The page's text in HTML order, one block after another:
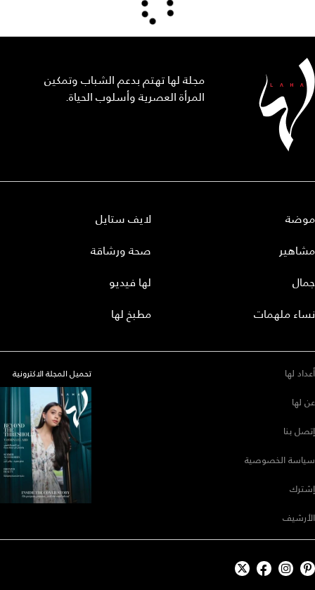
مجلة لها تهتم بدعم الشباب وتمكين
المرأة العصرية وأسلوب الحياة.
موضة
مشاهير
جمال
نساء ملهمات
لايف ستايل
صحة ورشاقة
لها فيديو
مطبخ لها
أعداد لها
عن لها
إتصل بنا
سياسة الخصوصية
إشترك
الأرشيف
تحميل المجلة الاكترونية